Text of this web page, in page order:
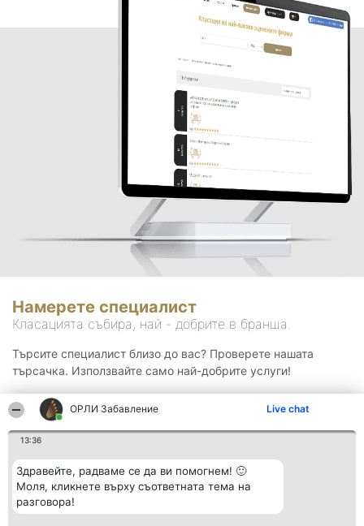
ОРЛИ Забавление Live chat
13:36
Здравейте, радваме се да ви помогнем! 🙂
Моля, кликнете върху съответната тема на
разговора!
Намерете специалист
Класацията събира, най - добрите в бранша.
Търсите специалист близо до вас? Проверете нашата
търсачка. Използвайте само най-добрите услуги!